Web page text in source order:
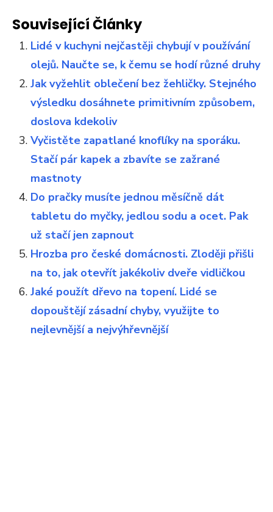
Související Články
Lidé v kuchyni nejčastěji chybují v používání
olejů. Naučte se, k čemu se hodí různé druhy
Jak vyžehlit oblečení bez žehličky. Stejného
výsledku dosáhnete primitivním způsobem,
doslova kdekoliv
Vyčistěte zapatlané knoflíky na sporáku.
Stačí pár kapek a zbavíte se zažrané
mastnoty
Do pračky musíte jednou měsíčně dát
tabletu do myčky, jedlou sodu a ocet. Pak
už stačí jen zapnout
Hrozba pro české domácnosti. Zloději přišli
na to, jak otevřít jakékoliv dveře vidličkou
Jaké použít dřevo na topení. Lidé se
dopouštějí zásadní chyby, využijte to
nejlevnější a nejvýhřevnější